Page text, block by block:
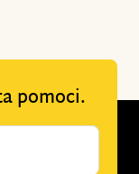
pomoci.